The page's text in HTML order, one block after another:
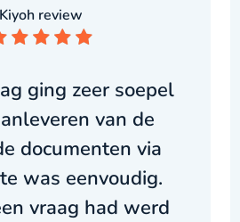
Kiyoh review
ging zeer soepel
van de
documenten via
was eenvoudig.
vraag had werd